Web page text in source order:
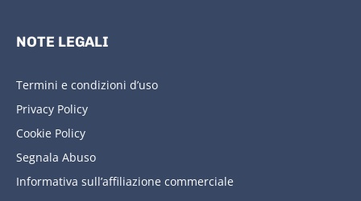
NOTE LEGALI
Termini e condizioni d’uso
Privacy Policy
Cookie Policy
Segnala Abuso
Informativa sull’affiliazione commerciale